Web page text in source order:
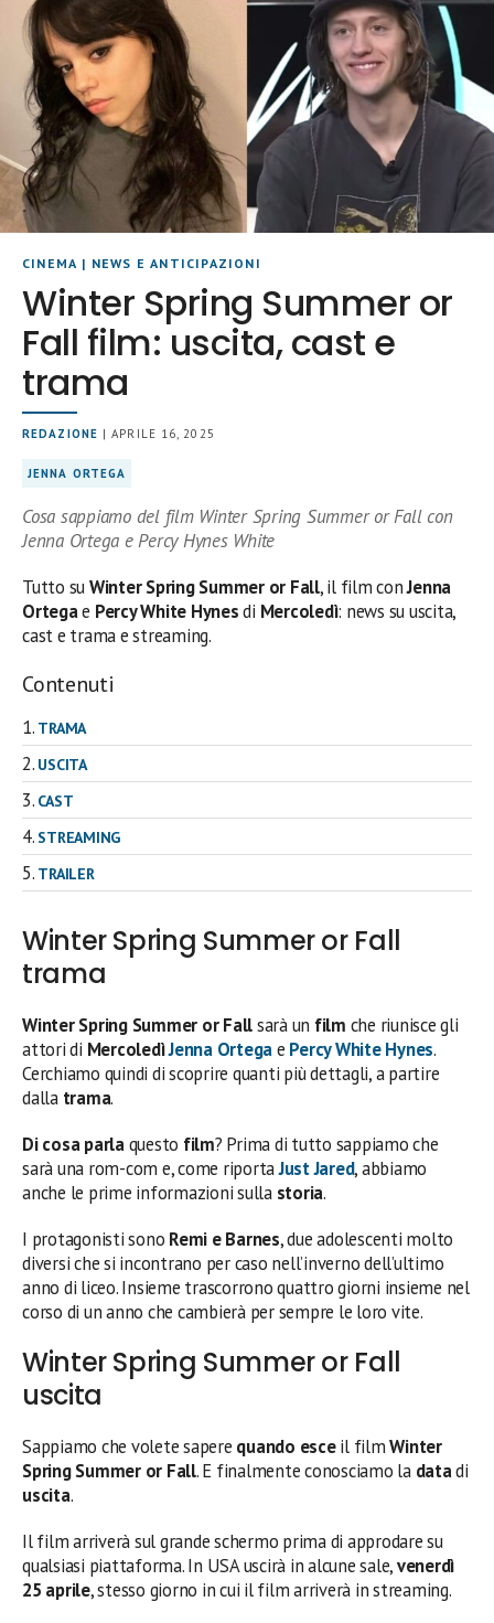
CINEMA | NEWS E ANTICIPAZIONI
Winter Spring Summer or
Fall film: uscita, cast e
trama
REDAZIONE | APRILE 16, 2025
JENNA ORTEGA
Cosa sappiamo del film Winter Spring Summer or Fall con
Jenna Ortega e Percy Hynes White
Tutto suWinter Spring Summer or Fall, il film conJenna
Ortegae Percy White Hynesdi Mercoledì: news su uscita,
cast e trama e streaming.
Contenuti
TRAMA
USCITA
CAST
STREAMING
TRAILER
Winter Spring Summer or Fall
trama
Winter Spring Summer or Fallsarà un film che riunisce gli
attori di MercoledìJenna Ortegae Percy White Hynes.
Cerchiamo quindi di scoprire quanti più dettagli, a partire
dalla trama.
Di cosa parlaquesto film? Prima di tutto sappiamo che
sarà una rom-com e, come riportaJust Jared, abbiamo
anche le prime informazioni sulla storia.
I protagonisti sono Remi e Barnes, due adolescenti molto
diversi che si incontrano per caso nell’inverno dell’ultimo
anno di liceo. Insieme trascorrono quattro giorni insieme nel
corso di un anno che cambierà per sempre le loro vite.
Winter Spring Summer or Fall
uscita
Sappiamo che volete sapere quando esceil filmWinter
Spring Summer or Fall. E finalmente conosciamo ladatadi
uscita.
Il film arriverà sul grande schermo prima di approdare su
qualsiasi piattaforma. In USA uscirà in alcune sale,venerdì
25 aprile, stesso giorno in cui il film arriverà in streaming.